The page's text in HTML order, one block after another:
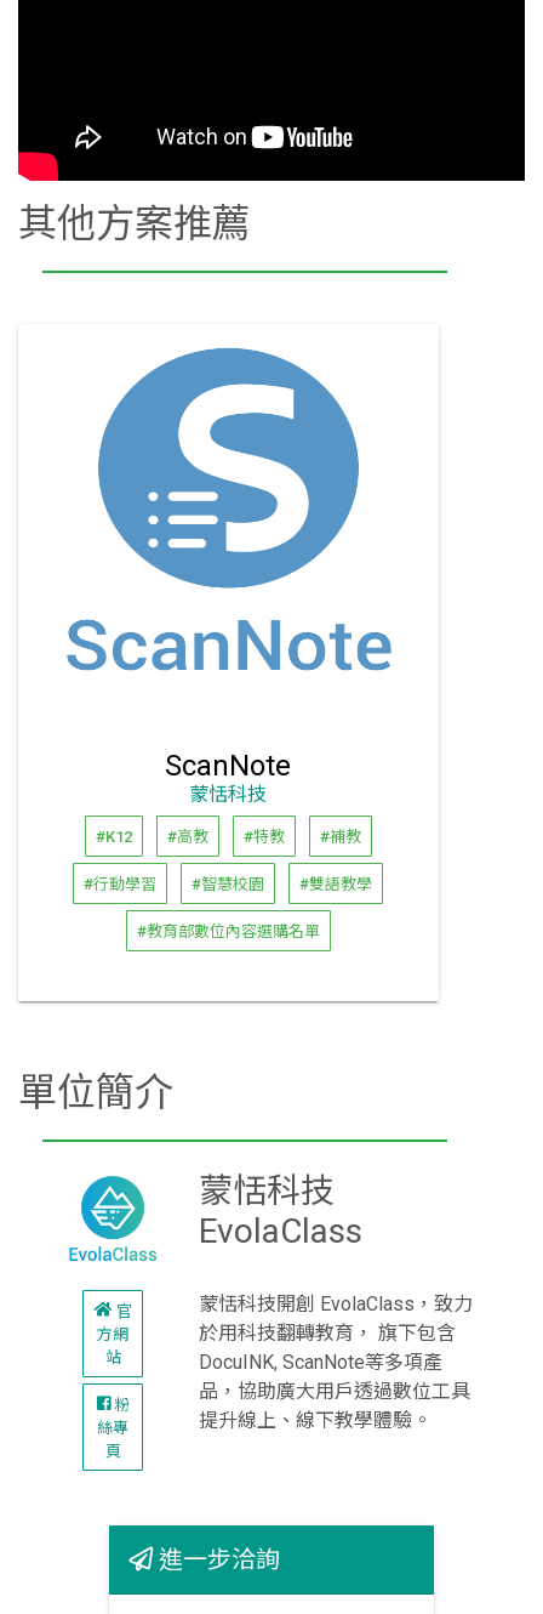
其他方案推薦
ScanNote
蒙恬科技
#K12 #高教 #特教 #補教
#行動學習 #智慧校園 #雙語教學
#教育部數位內容選購名單
單位簡介
官
方網
站
粉
絲專
頁
蒙恬科技
EvolaClass
蒙恬科技開創 EvolaClass，致力
於用科技翻轉教育， 旗下包含
DocuINK, ScanNote等多項產
品，協助廣大用戶透過數位工具
提升線上、線下教學體驗。
進一步洽詢